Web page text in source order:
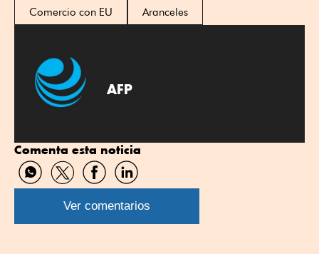
Comercio con EU
Aranceles
AFP
Comenta esta noticia
Compartir
por
WhatsApp
Compartir
por
Twitter
Compartir
por
Facebook
Compartir
por
Linkedin
Ver comentarios